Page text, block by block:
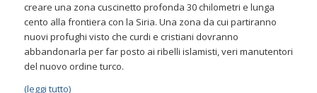
creare una zona cuscinetto profonda 30 chilometri e lunga
cento alla frontiera con la Siria. Una zona da cui partiranno
nuovi profughi visto che curdi e cristiani dovranno
abbandonarla per far posto ai ribelli islamisti, veri manutentori
del nuovo ordine turco.
(leggi tutto)